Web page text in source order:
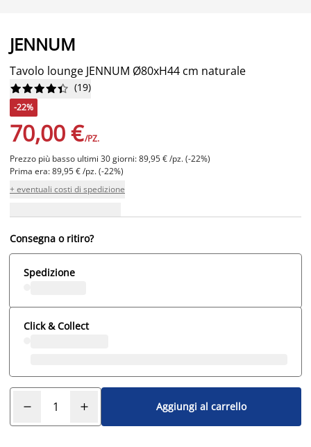
JENNUM
Tavolo lounge JENNUM Ø80xH44 cm naturale





 (19)
-22%
70,00 €/PZ.
Prezzo più basso ultimi 30 giorni: 89,95 € /pz. (-22%)
Prima era: 89,95 € /pz. (-22%)
+ eventuali costi di spedizione
Consegna o ritiro?
Spedizione
Click & Collect
Aggiungi al carrello